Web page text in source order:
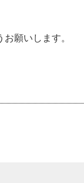
願いします。